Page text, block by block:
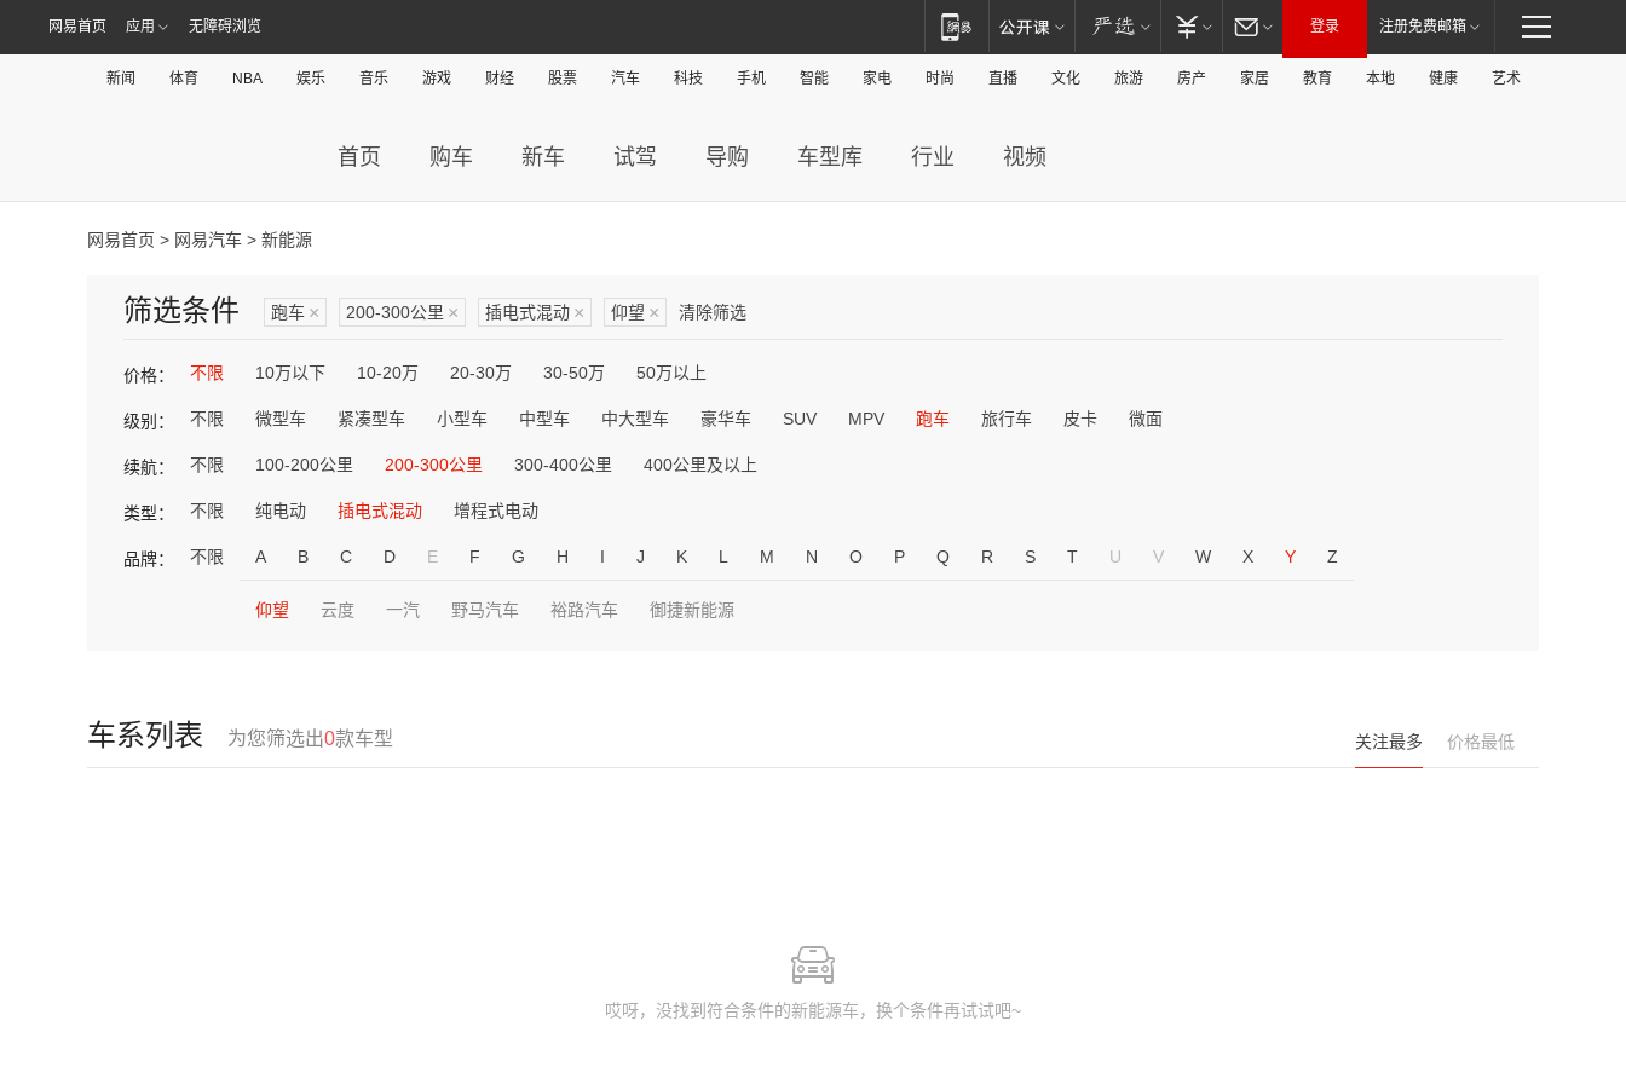
网易首页 应用 无障碍浏览 登录 注册免费邮箱
新闻 体育 NBA 娱乐 音乐 游戏 财经 股票 汽车 科技 手机 智能 家电 时尚 直播 文化 旅游 房产 家居 教育 本地 健康 艺术
首页 购车 新车 试驾 导购 车型库 行业 视频
网易首页 > 网易汽车 > 新能源
筛选条件 跑车 × 200-300公里 × 插电式混动 × 仰望 × 清除筛选
价格： 不限 10万以下 10-20万 20-30万 30-50万 50万以上
级别： 不限 微型车 紧凑型车 小型车 中型车 中大型车 豪华车 SUV MPV 跑车 旅行车 皮卡 微面
续航： 不限 100-200公里 200-300公里 300-400公里 400公里及以上
类型： 不限 纯电动 插电式混动 增程式电动
品牌： 不限 A B C D E F G H I J K L M N O P Q R S T U V W X Y Z
仰望 云度 一汽 野马汽车 裕路汽车 御捷新能源
车系列表 为您筛选出0款车型 关注最多 价格最低
哎呀，没找到符合条件的新能源车，换个条件再试试吧~